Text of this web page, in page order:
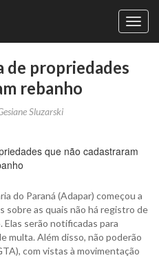
de propriedades
rebanho
Sluzarski
do Paraná (Adapar) começou a
sobre as quais não há registro de
serão notificadas para
multa. Além disso, não poderão
com vistas à movimentação